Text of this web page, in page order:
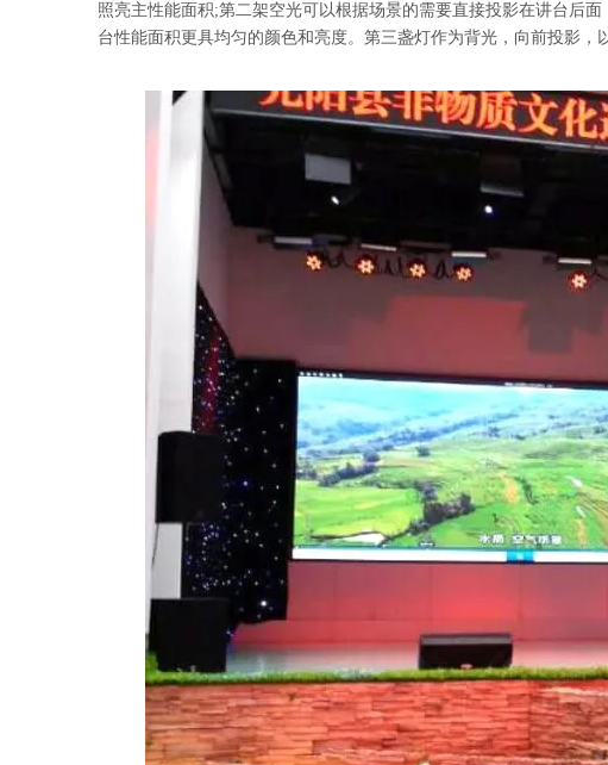
照亮主性能面积;第二架空光可以根据场景的需要直接投影在讲台后
台性能面积更具均匀的颜色和亮度。第三盏灯作为背光，向前投影，